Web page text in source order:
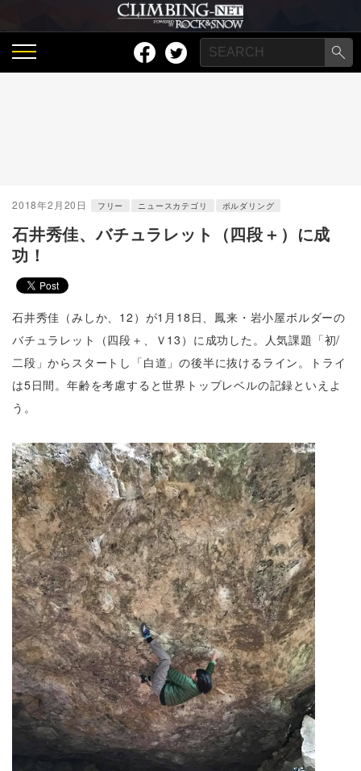
2018年2月20日 フリー ニュースカテゴリ ボルダリング
石井秀佳、バチュラレット（四段＋）に成
功！
石井秀佳（みしか、12）が1月18日、鳳来・ 岩小屋ボルダーの
バチュラレット（四段＋、Ｖ13）に成功した。 人気課題「初/
二段」からスタートし「白道」の後半に抜けるライン。トライ
は5日間。 年齢を考慮すると世界トップレベルの記録といえよ
う。